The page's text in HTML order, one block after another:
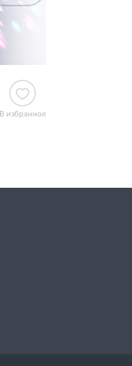
В избранное